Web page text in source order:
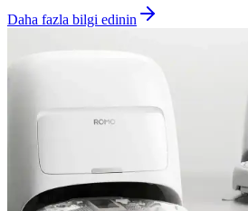
Daha fazla bilgi edinin